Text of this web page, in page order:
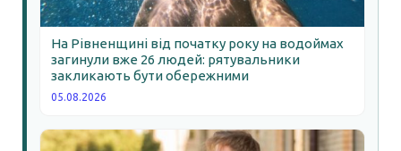
На Рівненщині від початку року на водоймах
загинули вже 26 людей: рятувальники
закликають бути обережними
05.08.2026